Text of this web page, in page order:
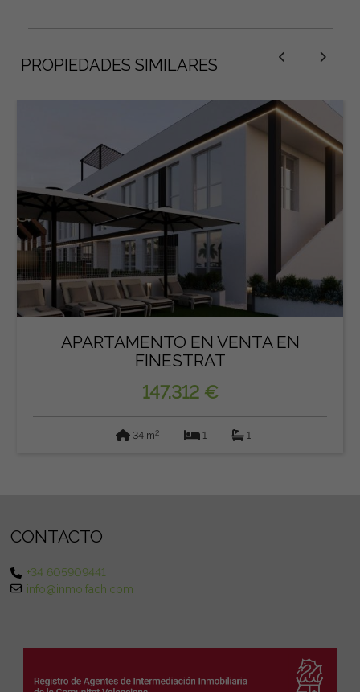
PROPIEDADES SIMILARES
APARTAMENTO EN VENTA EN
FINESTRAT
147.312 €
34 m2 1 1
CONTACTO
+34 605909441
info@inmoifach.com